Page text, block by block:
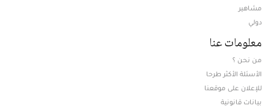
مشاهير
دولي
معلومات عنا
من نحن ؟
الأسئلة الأكثر طرحا
للإعلان على موقعنا
بيانات قانونية